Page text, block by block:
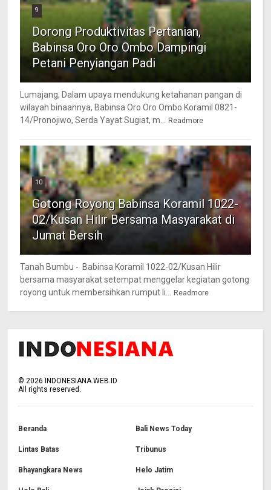
9
Dorong Produktivitas Pertanian,
Babinsa Oro Oro Ombo Dampingi
Petani Penyiangan Padi
Lumajang, Dalam upaya mendukung ketahanan pangan di
wilayah binaannya, Babinsa Oro Oro Ombo Koramil 0821-
14/Pronojiwo, Serda Yayat Sugiat, m...
Readmore
10
Gotong Royong Babinsa Koramil 1022-
02/Kusan Hilir Bersama Masyarakat di
Jumat Bersih
Tanah Bumbu - Babinsa Koramil 1022-02/Kusan Hilir
bersama masyarakat setempat menggelar kegiatan gotong
royong untuk membersihkan rumput li...
Readmore
©2026 INDONESIANA.WEB.ID
All rights reserved.
Beranda Bali News Today
Lintas Batas Tribunus
Bhayangkara News Helo Jatim